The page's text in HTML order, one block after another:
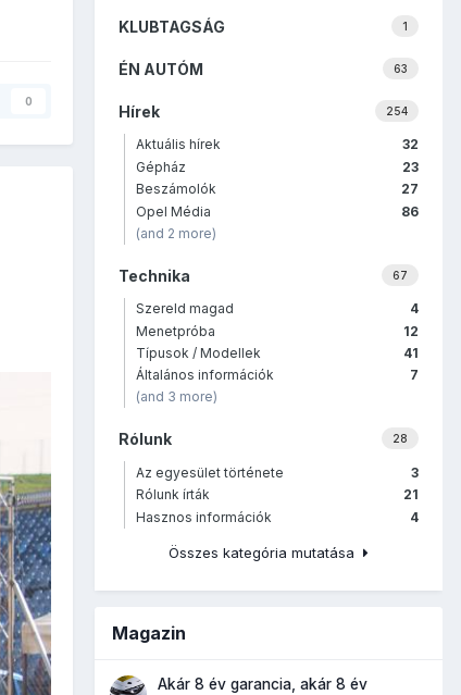
0
1
KLUBTAGSÁG
63
ÉN AUTÓM
254
Hírek
32
Aktuális hírek
23
Gépház
27
Beszámolók
86
Opel Média
(and 2 more)
67
Technika
4
Szereld magad
12
Menetpróba
41
Típusok / Modellek
7
Általános információk
(and 3 more)
28
Rólunk
3
Az egyesület története
21
Rólunk írták
4
Hasznos információk
Összes kategória mutatása
Magazin
Akár 8 év garancia, akár 8 év